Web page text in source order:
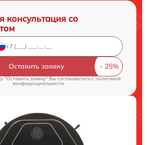
консультация со
Оставить заявку
"Оставить заявку" Вы соглашаетесь cполитикой
конфиденциальности